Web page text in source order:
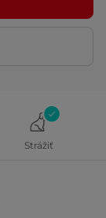
Strážiť